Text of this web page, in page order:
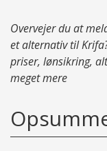
Overvejer du at
et alternativ til
priser, lønsikring,
meget mere